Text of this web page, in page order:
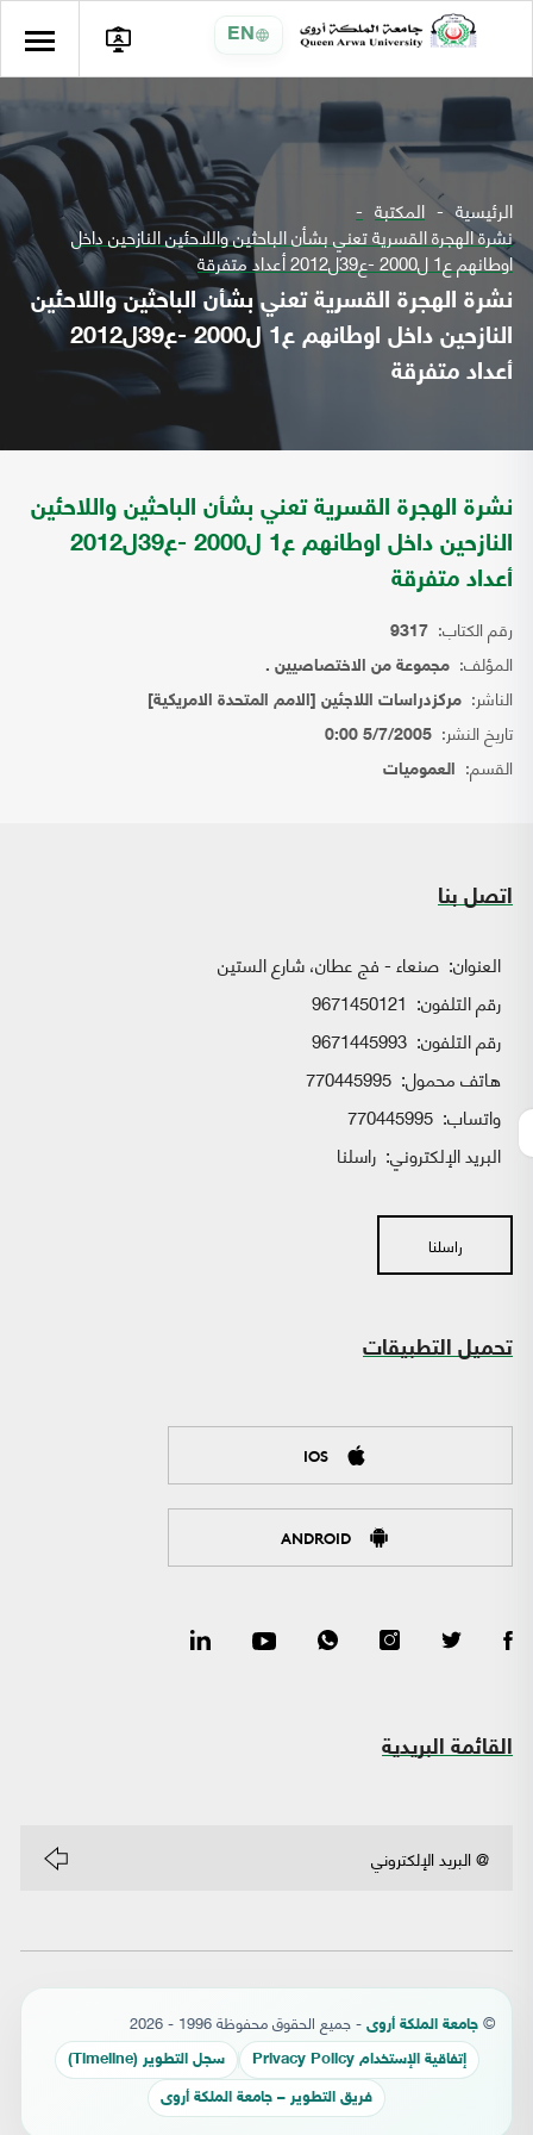
EN
الرئيسية المكتبة
نشرة الهجرة القسرية تعني بشأن الباحثين واللاحئين النازحين داخل
اوطانهم ع1 ل2000 -ع39ل2012 أعداد متفرقة
نشرة الهجرة القسرية تعني بشأن الباحثين واللاحئين
النازحين داخل اوطانهم ع1 ل2000 -ع39ل2012
أعداد متفرقة
نشرة الهجرة القسرية تعني بشأن الباحثين واللاحئين
النازحين داخل اوطانهم ع1 ل2000 -ع39ل2012
أعداد متفرقة
رقم الكتاب: 9317
المؤلف: مجموعة من الاختصاصيين .
الناشر: مركزدراسات اللاجئين [الامم المتحدة الامريكية]
تاريخ النشر: 5/7/2005 0:00
القسم: العموميات
اتصل بنا
العنوان: صنعاء - فج عطان، شارع الستين
رقم التلفون: 9671450121
رقم التلفون: 9671445993
هاتف محمول: 770445995
واتساب:
البريد الإلكتروني: راسلنا
راسلنا
تحميل التطبيقات
IOS
ANDROID
القائمة البريدية
© جامعة الملكة أروى - جميع الحقوق محفوظة 1996 - 2026
إتفاقية الإستخدام Privacy Policy سجل التطوير (Timeline)
فريق التطوير – جامعة الملكة أروى